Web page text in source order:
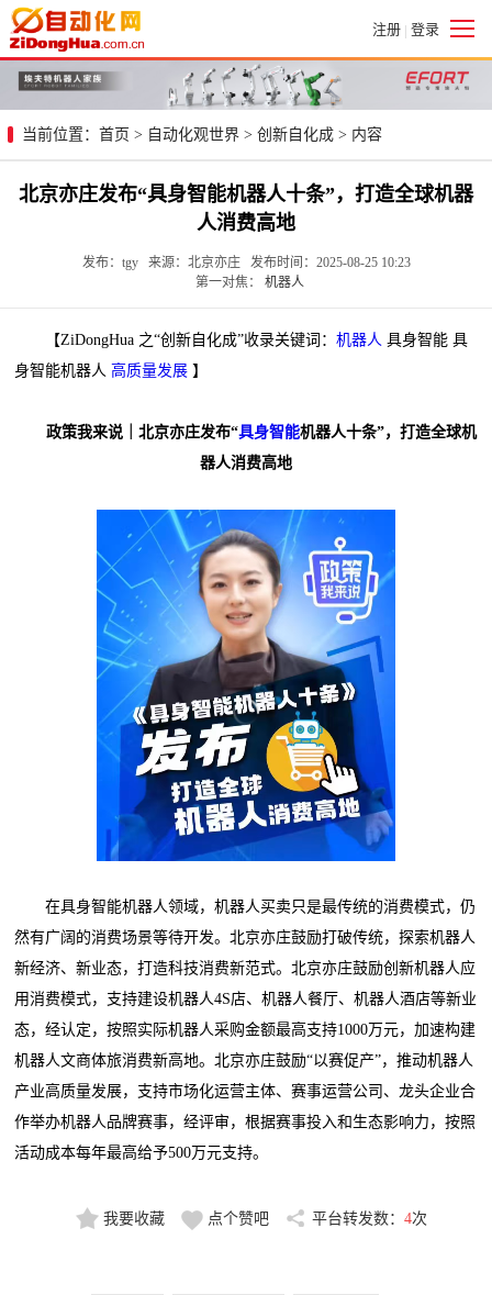
注册 | 登录
当前位置： 首页 > 自动化观世界 > 创新自化成 > 内容
北京亦庄发布“具身智能机器人十条”，打造全球机器
人消费高地
发布：tgy 来源：北京亦庄 发布时间：2025-08-25 10:23
第一对焦： 机器人
【ZiDongHua 之“创新自化成”收录关键词：机器人 具身智能 具
身智能机器人 高质量发展 】
政策我来说｜北京亦庄发布“具身智能机器人十条”，打造全球机
器人消费高地
在具身智能机器人领域，机器人买卖只是最传统的消费模式，仍
然有广阔的消费场景等待开发。北京亦庄鼓励打破传统，探索机器人
新经济、新业态，打造科技消费新范式。北京亦庄鼓励创新机器人应
用消费模式，支持建设机器人4S店、机器人餐厅、机器人酒店等新业
态，经认定，按照实际机器人采购金额最高支持1000万元，加速构建
机器人文商体旅消费新高地。北京亦庄鼓励“以赛促产”，推动机器人
产业高质量发展，支持市场化运营主体、赛事运营公司、龙头企业合
作举办机器人品牌赛事，经评审，根据赛事投入和生态影响力，按照
活动成本每年最高给予500万元支持。
我要收藏 点个赞吧 平台转发数： 4次